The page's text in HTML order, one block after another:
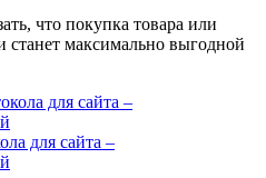
что покупка товара или
станет максимально выгодной
для сайта –